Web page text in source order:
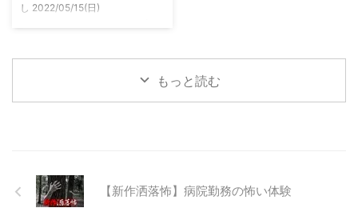
い ...
し 2022/05/15(日)
る。陸の孤島と呼ばれたその地区
と隣の市を繋ぐ林道として計画さ
継続が不可能となってしまったら
しい。 そこに残ったのは無責任
もっと読む
【新作洒落怖】病院勤務の怖い体験